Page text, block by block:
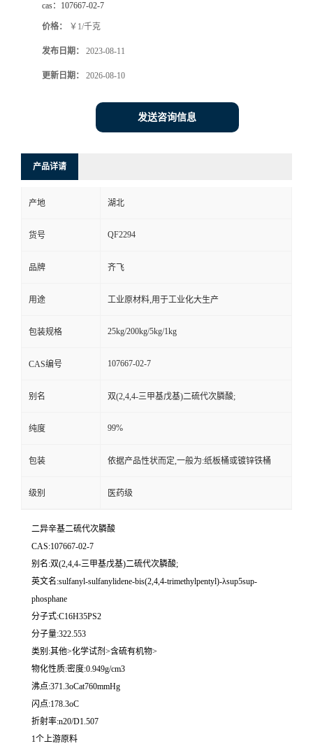
在
线
留
言
cas： 107667-02-7
价格： ￥1/千克
发布日期： 2023-08-11
更新日期： 2026-08-10
发送咨询信息
产品详请
产地 湖北
货号 QF2294
品牌 齐飞
用途 工业原材料,用于工业化大生产
包装规格 25kg/200kg/5kg/1kg
CAS编号 107667-02-7
别名 双(2,4,4-三甲基戊基)二硫代次膦酸;
纯度 99%
包装 依据产品性状而定,一般为:纸板桶或镀锌铁桶
级别 医药级
二异辛基二硫代次膦酸
CAS:107667-02-7
别名:双(2,4,4-三甲基戊基)二硫代次膦酸;
英文名:sulfanyl-sulfanylidene-bis(2,4,4-trimethylpentyl)-λsup5sup-
phosphane
分子式:C16H35PS2
分子量:322.553
类别:其他>化学试剂>含硫有机物>
物化性质:密度:0.949g/cm3
沸点:371.3oCat760mmHg
闪点:178.3oC
折射率:n20/D1.507
1个上游原料